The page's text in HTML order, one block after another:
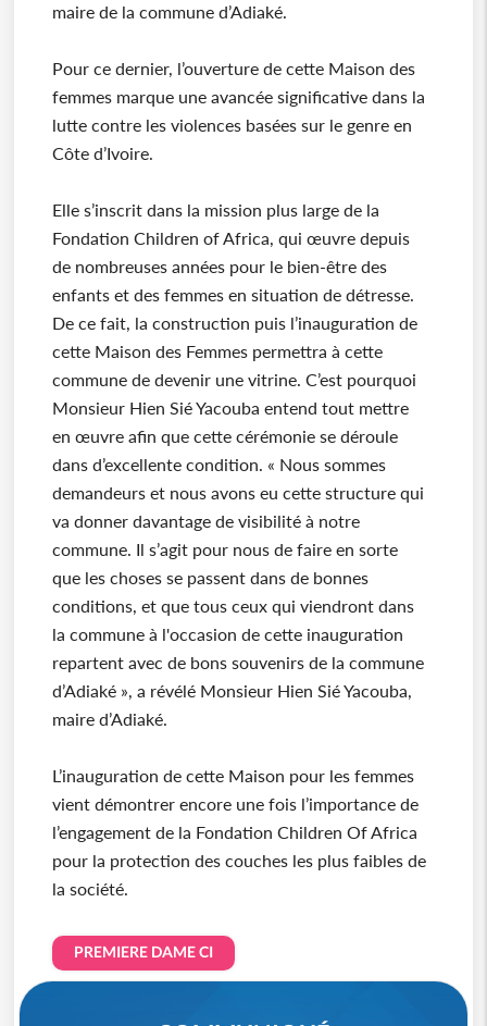
maire de la commune d’Adiaké.
Pour ce dernier, l’ouverture de cette Maison des
femmes marque une avancée significative dans la
lutte contre les violences basées sur le genre en
Côte d’Ivoire.
Elle s’inscrit dans la mission plus large de la
Fondation Children of Africa, qui œuvre depuis
de nombreuses années pour le bien-être des
enfants et des femmes en situation de détresse.
De ce fait, la construction puis l’inauguration de
cette Maison des Femmes permettra à cette
commune de devenir une vitrine. C’est pourquoi
Monsieur Hien Sié Yacouba entend tout mettre
en œuvre afin que cette cérémonie se déroule
dans d’excellente condition. « Nous sommes
demandeurs et nous avons eu cette structure qui
va donner davantage de visibilité à notre
commune. Il s’agit pour nous de faire en sorte
que les choses se passent dans de bonnes
conditions, et que tous ceux qui viendront dans
la commune à l'occasion de cette inauguration
repartent avec de bons souvenirs de la commune
d’Adiaké », a révélé Monsieur Hien Sié Yacouba,
maire d’Adiaké.
L’inauguration de cette Maison pour les femmes
vient démontrer encore une fois l’importance de
l’engagement de la Fondation Children Of Africa
pour la protection des couches les plus faibles de
la société.
PREMIERE DAME CI